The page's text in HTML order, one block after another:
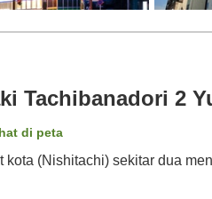
Tachibanadori 2
di peta
kota (Nishitachi) sekitar dua